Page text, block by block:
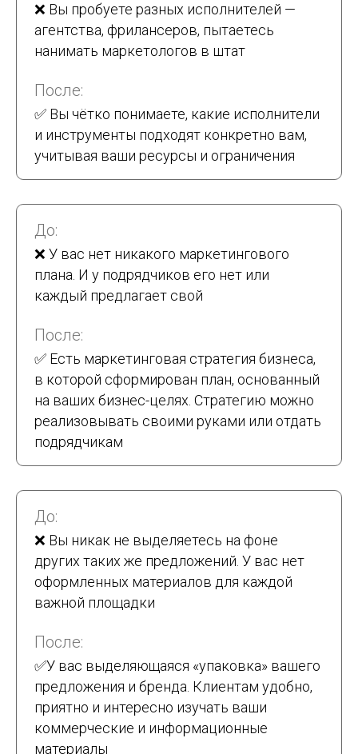
❌ Вы пробуете разных исполнителей —
агентства, фрилансеров, пытаетесь
нанимать маркетологов в штат
После:
✅ Вы чётко понимаете, какие исполнители
и инструменты подходят конкретно вам,
учитывая ваши ресурсы и ограничения
До:
❌ У вас нет никакого маркетингового
плана. И у подрядчиков его нет или
каждый предлагает свой
После:
✅ Есть маркетинговая стратегия бизнеса,
в которой сформирован план, основанный
на ваших бизнес-целях. Стратегию можно
реализовывать своими руками или отдать
подрядчикам
До:
❌ Вы никак не выделяетесь на фоне
других таких же предложений. У вас нет
оформленных материалов для каждой
важной площадки
После:
✅У вас выделяющаяся «упаковка» вашего
предложения и бренда. Клиентам удобно,
приятно и интересно изучать ваши
коммерческие и информационные
материалы